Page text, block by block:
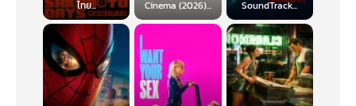
ไทย...
Cinema (2026)...
SoundTrack...